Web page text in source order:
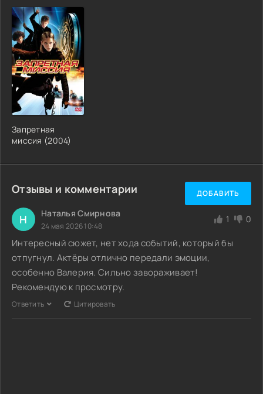
Запретная
миссия (2004)
Отзывы и комментарии ДОБАВИТЬ
Н Наталья Смирнова
24 мая 2026 10:48
1 0
Интересный сюжет, нет хода событий, который бы
отпугнул. Актёры отлично передали эмоции,
особенно Валерия. Сильно завораживает!
Рекомендую к просмотру.
Ответить Цитировать